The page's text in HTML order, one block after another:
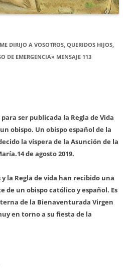
DIRIJO A VOSOTROS, QUERIDOS HIJOS,
DE EMERGENCIA» MENSAJE 113
ser publicada la Regla de Vida
obispo. Un obispo español de la
la víspera de la Asunción de la
14 de agosto 2019.
y la Regla de vida han recibido una
de un obispo católico y español. Es
de la Bienaventurada Virgen
en torno a su fiesta de la